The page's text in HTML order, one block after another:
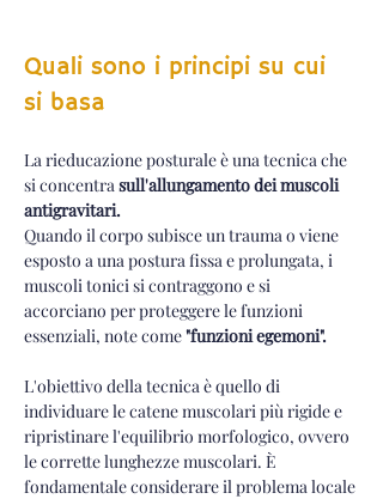
Quali sono i principi su cui
si basa
La rieducazione posturale è una tecnica che
si concentra sull'allungamento dei muscoli
antigravitari.
Quando il corpo subisce un trauma o viene
esposto a una postura fissa e prolungata, i
muscoli tonici si contraggono e si
accorciano per proteggere le funzioni
essenziali, note come "funzioni egemoni".
L'obiettivo della tecnica è quello di
individuare le catene muscolari più rigide e
ripristinare l'equilibrio morfologico, ovvero
le corrette lunghezze muscolari. È
fondamentale considerare il problema locale